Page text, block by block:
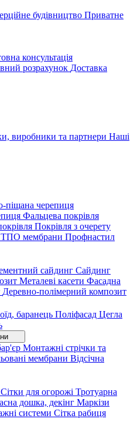
будівництво Приватне
консультація
розрахунок Доставка
виробники та партнери Наші
піщана черепиця
Фальцева покрівля
Покрівля з очерету
мембрани Профнастил
сайдинг Сайдинг
Металеві касети Фасадна
Деревно-полімерний композит
баранець Поліфасад Цегла
Монтажні стрічки та
мембрани Відсічна
Сітки для огорожі Тротуарна
дошка, декінг Маркізи
системи Сітка рабиця